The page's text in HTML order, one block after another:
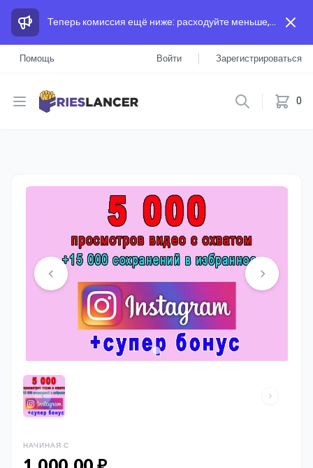
Теперь комиссия ещё ниже: расходуйте меньше, а зарабатывайте больше, чем на других площадках.
Помощь Войти Зарегистрироваться
Open menu 0
НАЧИНАЯ С